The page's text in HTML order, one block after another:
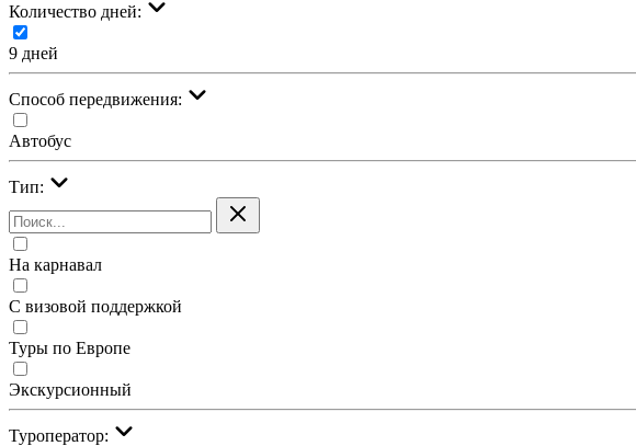
Количество дней:
9 дней
Cпособ передвижения:
Автобус
Тип:
На карнавал
С визовой поддержкой
Туры по Европе
Экскурсионный
Туроператор: